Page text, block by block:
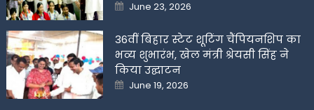
Posted
on
June 23, 2026
36वीं बिहार स्टेट शूटिंग चैंपियनशिप का
भव्य शुभारंभ, खेल मंत्री श्रेयसी सिंह ने
किया उद्घाटन
Posted
on
June 19, 2026